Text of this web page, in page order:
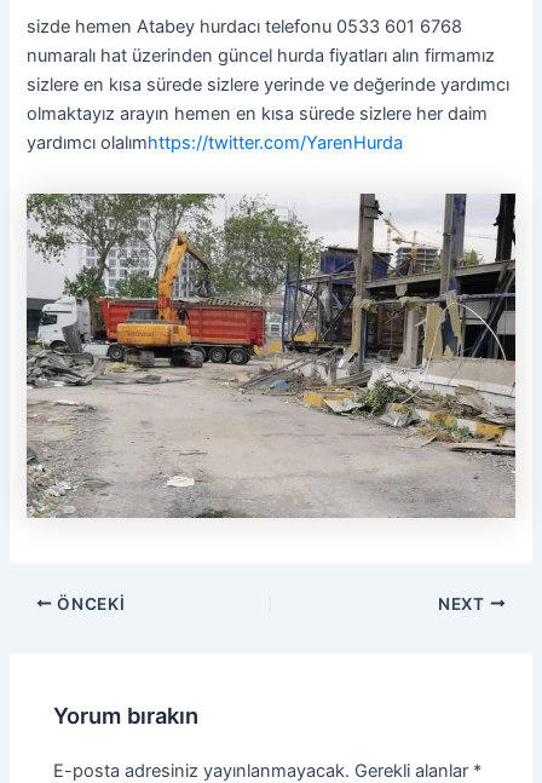
sizde hemen Atabey hurdacı telefonu 0533 601 6768
numaralı hat üzerinden güncel hurda fiyatları alın firmamız
sizlere en kısa sürede sizlere yerinde ve değerinde yardımcı
olmaktayız arayın hemen en kısa sürede sizlere her daim
yardımcı olalımhttps://twitter.com/YarenHurda
ÖNCEKI NEXT
Yorum bırakın
E-posta adresiniz yayınlanmayacak. Gerekli alanlar *